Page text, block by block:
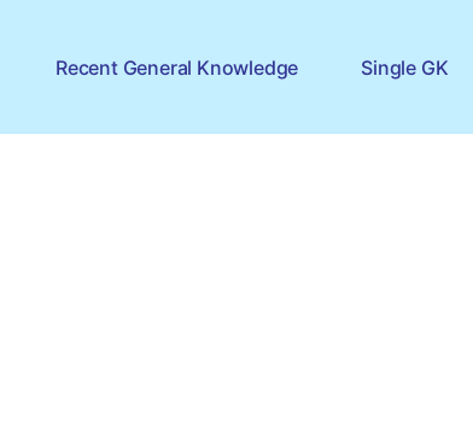
Recent General Knowledge Single GK